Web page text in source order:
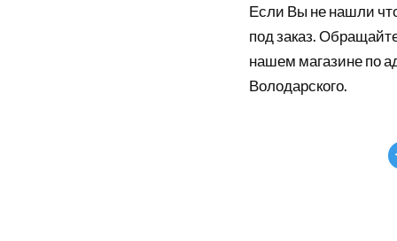
Если Вы не нашли
под заказ.
нашем магазине по
Володарского.